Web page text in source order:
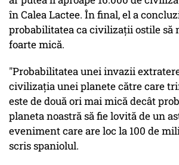
în Calea Lactee. În final, el a
probabilitatea ca civilizaţii ostile să
foarte mică.
"Probabilitatea unei invazii
civilizaţia unei planete către care
este de două ori mai mică decât
planeta noastră să fie lovită de un
eveniment care are loc la 100 de
scris spaniolul.